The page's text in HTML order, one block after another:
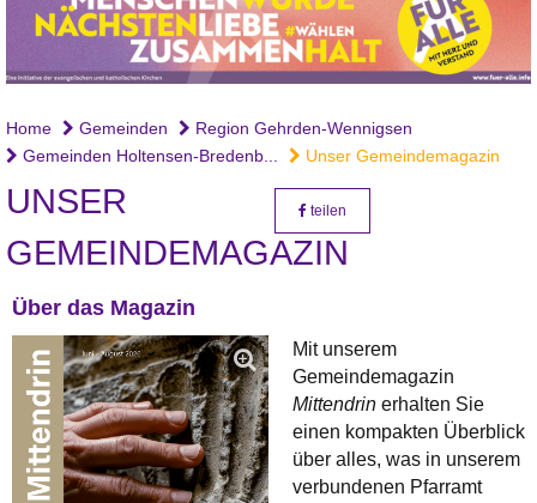
Home Gemeinden
Region Gehrden-Wennigsen
Gemeinden Holtensen-Bredenb...
Unser Gemeindemagazin
UNSER
GEMEINDEMAGAZIN
teilen
Über das Magazin
Mit unserem
Gemeindemagazin
Mittendrin erhalten Sie
einen kompakten Überblick
über alles, was in unserem
verbundenen Pfarramt